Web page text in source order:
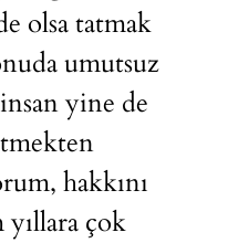
olsa tatmak
umutsuz
yine de
hakkını
yıllara çok